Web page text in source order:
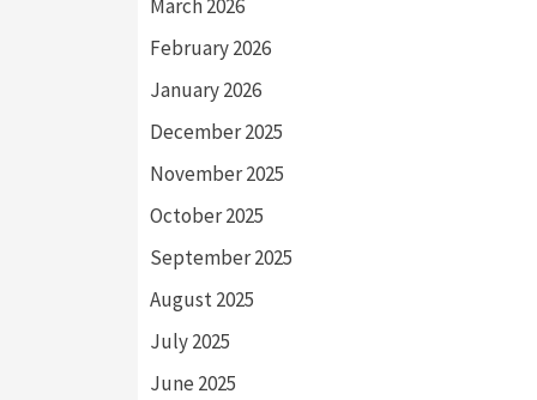
March 2026
February 2026
January 2026
December 2025
November 2025
October 2025
September 2025
August 2025
July 2025
June 2025